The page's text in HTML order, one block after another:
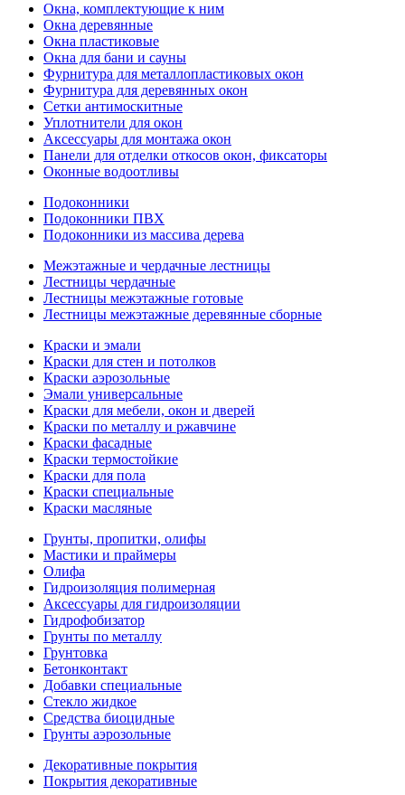
Окна, комплектующие к ним
Окна деревянные
Окна пластиковые
Окна для бани и сауны
Фурнитура для металлопластиковых окон
Фурнитура для деревянных окон
Сетки антимоскитные
Уплотнители для окон
Аксессуары для монтажа окон
Панели для отделки откосов окон, фиксаторы
Оконные водоотливы
Подоконники
Подоконники ПВХ
Подоконники из массива дерева
Межэтажные и чердачные лестницы
Лестницы чердачные
Лестницы межэтажные готовые
Лестницы межэтажные деревянные сборные
Краски и эмали
Краски для стен и потолков
Краски аэрозольные
Эмали универсальные
Краски для мебели, окон и дверей
Краски по металлу и ржавчине
Краски фасадные
Краски термостойкие
Краски для пола
Краски специальные
Краски масляные
Грунты, пропитки, олифы
Мастики и праймеры
Олифа
Гидроизоляция полимерная
Аксессуары для гидроизоляции
Гидрофобизатор
Грунты по металлу
Грунтовка
Бетонконтакт
Добавки специальные
Стекло жидкое
Средства биоцидные
Грунты аэрозольные
Декоративные покрытия
Покрытия декоративные